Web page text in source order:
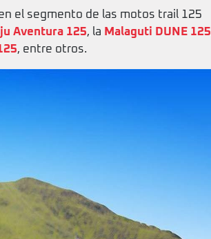
el segmento de las motos trail 125
Aventura 125, la Malaguti DUNE 125
, entre otros.